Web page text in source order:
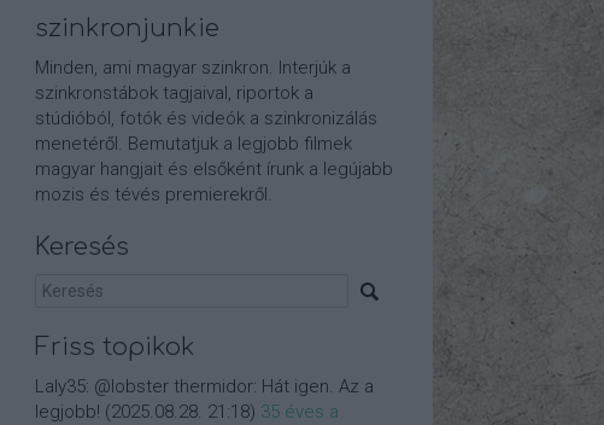
szinkronjunkie
Minden, ami magyar szinkron. Interjúk a
szinkronstábok tagjaival, riportok a
stúdióból, fotók és videók a szinkronizálás
menetéről. Bemutatjuk a legjobb filmek
magyar hangjait és elsőként írunk a legújabb
mozis és tévés premierekről.
Keresés
Friss topikok
Laly35: @lobster thermidor: Hát igen. Az a
legjobb! (2025.08.28. 21:18) 35 éves a